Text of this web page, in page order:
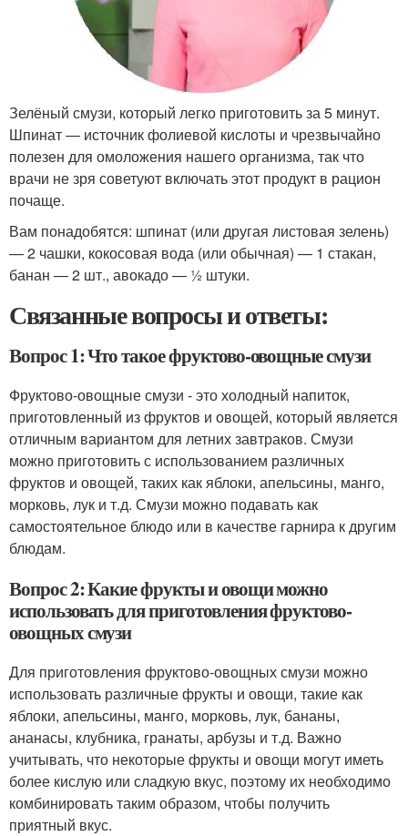
Зелёный смузи, который легко приготовить за 5 минут.
Шпинат — источник фолиевой кислоты и чрезвычайно
полезен для омоложения нашего организма, так что
врачи не зря советуют включать этот продукт в рацион
почаще.
Вам понадобятся: шпинат (или другая листовая зелень)
— 2 чашки, кокосовая вода (или обычная) — 1 стакан,
банан — 2 шт., авокадо — ½ штуки.
Связанные вопросы и ответы:
Вопрос 1: Что такое фруктово-овощные смузи
Фруктово-овощные смузи - это холодный напиток,
приготовленный из фруктов и овощей, который является
отличным вариантом для летних завтраков. Смузи
можно приготовить с использованием различных
фруктов и овощей, таких как яблоки, апельсины, манго,
морковь, лук и т.д. Смузи можно подавать как
самостоятельное блюдо или в качестве гарнира к другим
блюдам.
Вопрос 2: Какие фрукты и овощи можно
использовать для приготовления фруктово-
овощных смузи
Для приготовления фруктово-овощных смузи можно
использовать различные фрукты и овощи, такие как
яблоки, апельсины, манго, морковь, лук, бананы,
ананасы, клубника, гранаты, арбузы и т.д. Важно
учитывать, что некоторые фрукты и овощи могут иметь
более кислую или сладкую вкус, поэтому их необходимо
комбинировать таким образом, чтобы получить
приятный вкус.